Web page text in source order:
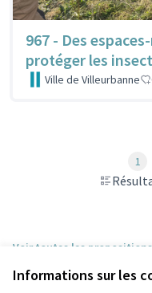
Informations sur les
967 - Des
protéger les
Ville de Villeurbanne
1
Voir toutes les